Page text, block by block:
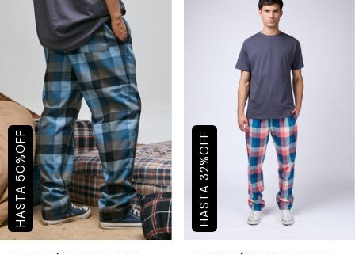
50
%
OFF
32
%
OFF